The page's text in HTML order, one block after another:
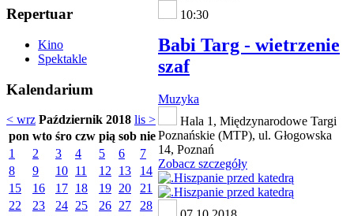
Repertuar
Kino
Spektakle
Kalendarium
< wrz Październik 2018 lis >
pon wto śro czw pią sob nie
1
2 3 4 5 6
7
8
9 10 11 12 13
14
15
16 17 18 19 20
21
22
23 24 25 26 27
28
10:30
Babi Targ - wietrzenie
szaf
Muzyka
Hala 1, Międzynarodowe Targi
Poznańskie (MTP), ul. Głogowska
14, Poznań
Zobacz szczegóły